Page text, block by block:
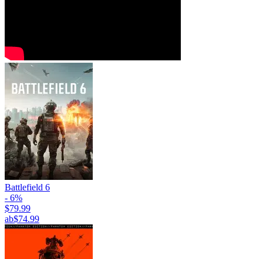
Battlefield 6
- 6%
$79.99
ab$74.99